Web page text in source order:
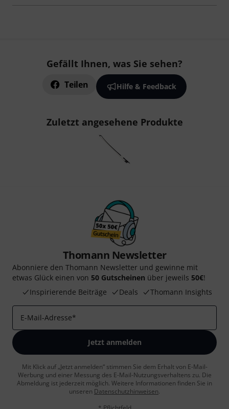
Gefällt Ihnen, was Sie sehen?
Teilen Hilfe & Feedback
Zuletzt angesehene Produkte
Thomann Newsletter
Abonniere den Thomann Newsletter und gewinne mit
etwas Glück einen von 50 Gutscheinen über jeweils 50€!
Inspirierende Beiträge
Deals Thomann Insights
E-Mail-Adresse*
Jetzt anmelden
Mit Klick auf „Jetzt anmelden“ stimmen Sie dem Erhalt von E-Mail-
Werbung und einer Messung des E-Mail-Nutzungsverhaltens zu. Die
Abmeldung ist jederzeit möglich. Weitere Informationen finden Sie in
unseren Datenschutzhinweisen.